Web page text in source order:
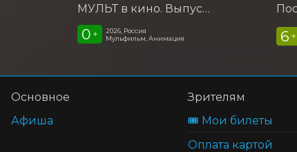
МУЛЬТ в кино. Выпуск №198. Некогда скучать
0 +
2026, Россия
Мульфильм, Анимация
6 +
Основное
Афиша
Зрителям
🎟️ Мои билеты
Оплата картой